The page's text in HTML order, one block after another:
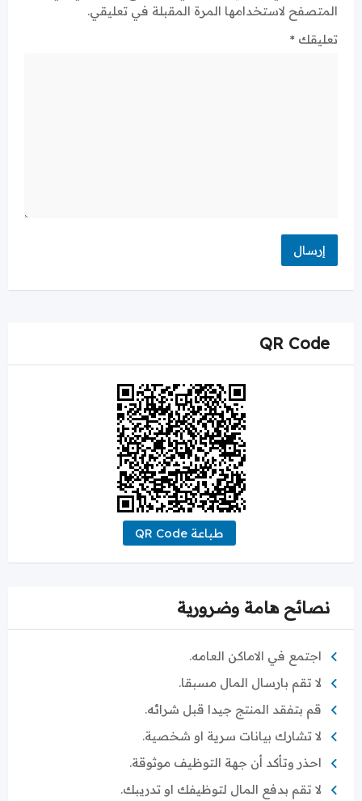
المتصفح لاستخدامها المرة المقبلة في تعليقي.
تعليقك *
QR Code
طباعة QR Code
نصائح هامة وضرورية
اجتمع في الاماكن العامه.
لا تقم بارسال المال مسبقا.
قم بتفقد المنتج جيدا قبل شرائه.
لا تشارك بيانات سرية او شخصية.
احذر وتأكد أن جهة التوظيف موثوقة.
لا تقم بدفع المال لتوظيفك او تدريبك.